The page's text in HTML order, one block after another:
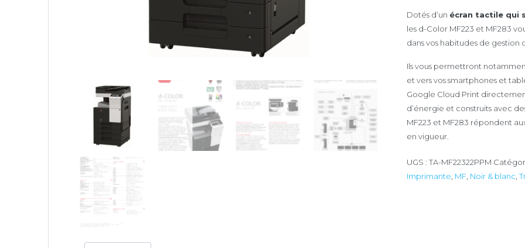
Dotés d’un écran tactile qui
les d-Color MF223 et MF283
dans vos habitudes de gestion
Ils vous permettront
et vers vos smartphones et
Google Cloud Print
d’énergie et construits avec
MF223 et MF283 répondent
en vigueur.
UGS : TA-MF22322PPM
Imprimante, MF, Noir & blanc,